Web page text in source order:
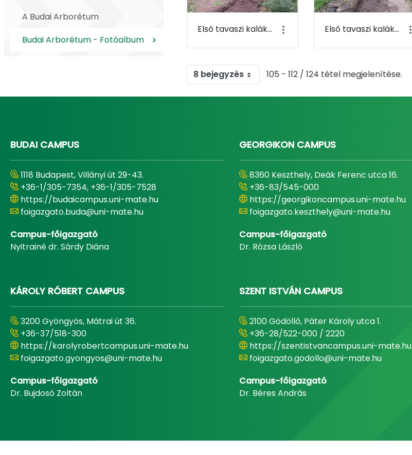
A Budai Arborétum
Budai Arborétum - Fotóalbum
Első tavaszi kaláka 109 Első tavaszi kaláka 110
8 bejegyzés 105 - 112 / 124 tétel megjelenítése.
BUDAI CAMPUS
1118 Budapest, Villányi út 29-43.
+36-1/305-7354, +36-1/305-7528
https://budaicampus.uni-mate.hu
foigazgato.buda@uni-mate.hu
Campus-főigazgató
Nyitrainé dr. Sárdy Diána
GEORGIKON CAMPUS
8360 Keszthely, Deák Ferenc utca 16.
+36-83/545-000
https://georgikoncampus.uni-mate.hu
foigazgato.keszthely@uni-mate.hu
Campus-főigazgató
Dr. Rózsa László
KÁROLY RÓBERT CAMPUS
3200 Gyöngyös, Mátrai út 36.
+36-37/518-300
https://karolyrobertcampus.uni-mate.hu
foigazgato.gyongyos@uni-mate.hu
Campus-főigazgató
Dr. Bujdosó Zoltán
SZENT ISTVÁN CAMPUS
2100 Gödöllő, Páter Károly utca 1.
+36-28/522-000 / 2220
https://szentistvancampus.uni-mate.hu
foigazgato.godollo@uni-mate.hu
Campus-főigazgató
Dr. Béres András